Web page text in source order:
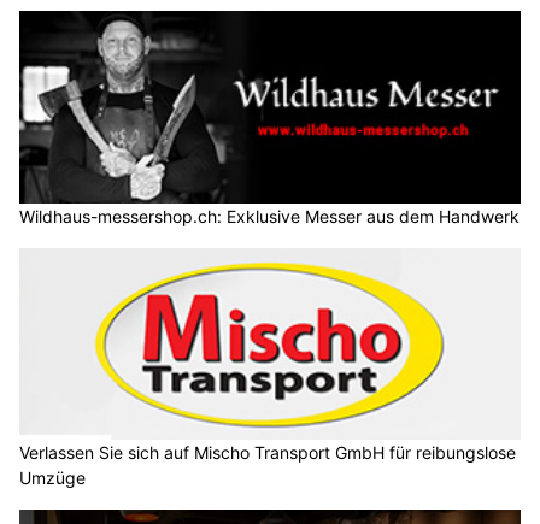
Wildhaus-messershop.ch: Exklusive Messer aus dem Handwerk
Verlassen Sie sich auf Mischo Transport GmbH für reibungslose
Umzüge